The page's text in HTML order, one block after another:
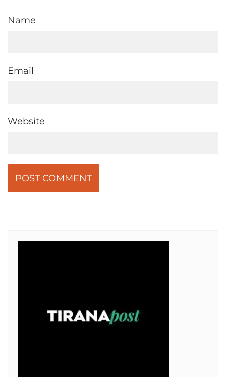
Name
Email
Website